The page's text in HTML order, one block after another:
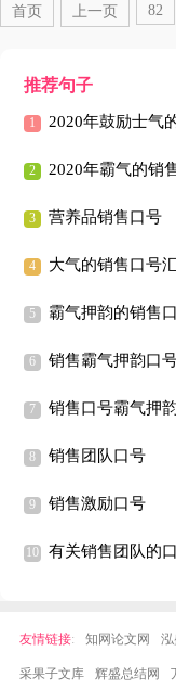
首页 上一页 82
推荐句子
2020年鼓励士气
2020年霸气的销
营养品销售口号
大气的销售口号
霸气押韵的销售
销售霸气押韵口
销售口号霸气押
销售团队口号
销售激励口号
有关销售团队的
友情链接: 知网论文网
采果子文库 辉盛总结网